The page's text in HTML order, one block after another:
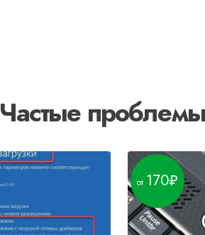
Частые
170